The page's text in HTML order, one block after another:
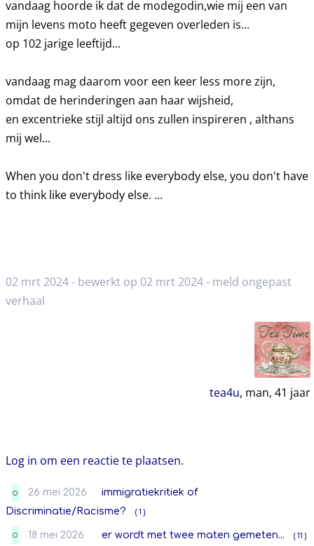
vandaag hoorde ik dat de modegodin,wie mij een van
mijn levens moto heeft gegeven overleden is...
op 102 jarige leeftijd...
vandaag mag daarom voor een keer less more zijn,
omdat de herinderingen aan haar wijsheid,
en excentrieke stijl altijd ons zullen inspireren , althans
mij wel...
When you don't dress like everybody else, you don't have
to think like everybody else. ...
02 mrt 2024 - bewerkt op 02 mrt 2024 - meld ongepast
verhaal
tea4u, man, 41 jaar
Log in om een reactie te plaatsen.
O 26 mei 2026
immigratiekritiek of
Discriminatie/Racisme?
( 1 )
O 18 mei 2026 er wordt met twee maten gemeten... ( 11 )